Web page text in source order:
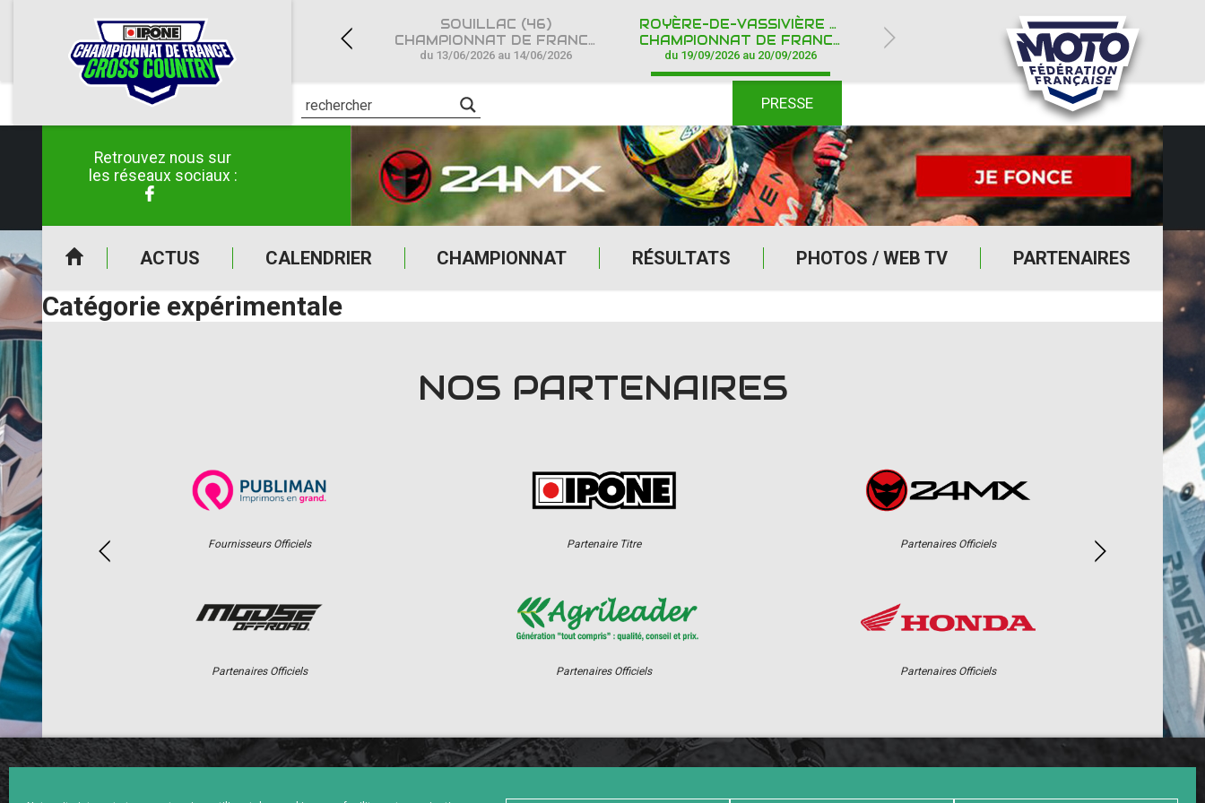
Retrouvez nous sur
les réseaux sociaux :
ACTUS CALENDRIER CHAMPIONNAT RÉSULTATS PHOTOS / WEB TV PARTENAIRES
PRESSE
CROSS COUNTRY IPONE
au 26/04/2026
CHAMPIONNAT DE FRANCE CROSS COUNTRY IPONE
du 30/05/2026 au 31/05/2026
SOUILLAC (46)
CHAMPIONNAT DE FRANCE CROSS COUNTRY IPONE
du 13/06/2026 au 14/06/2026
ROYÈRE-DE-VASSIVIÈRE (23)
CHAMPIONNAT DE FRANCE CROSS COUNTRY IPONE
du 19/09/2026 au 20/09/2026
Catégorie expérimentale
NOS PARTENAIRES
Fournisseurs Officiels
Partenaires Officiels
Partenaire Titre
Partenaires Officiels
Partenaires Officiels
Partenaires Officiels
CHAMPIONNAT RÉSULTATS PHOTOS / WEB TV PARTENAIRES